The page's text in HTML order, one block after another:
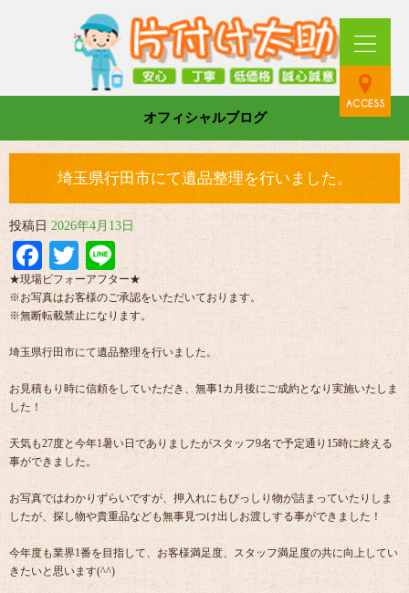
オフィシャルブログ
埼玉県行田市にて遺品整理を行いました。
投稿日 2026年4月13日
Facebook
Twitter
Line
★現場ビフォーアフター★
※お写真はお客様のご承認をいただいております。
※無断転載禁止になります。
埼玉県行田市にて遺品整理を行いました。
お見積もり時に信頼をしていただき、無事1カ月後にご成約となり実施いたしま
した！
天気も27度と今年1暑い日でありましたがスタッフ9名で予定通り15時に終える
事ができました。
お写真ではわかりずらいですが、押入れにもびっしり物が詰まっていたりしま
したが、探し物や貴重品なども無事見つけ出しお渡しする事ができました！
今年度も業界1番を目指して、お客様満足度、スタッフ満足度の共に向上してい
きたいと思います(^^)